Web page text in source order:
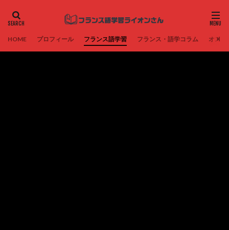
HOME プロフィール フランス語学習 フランス・語学コラム オスス